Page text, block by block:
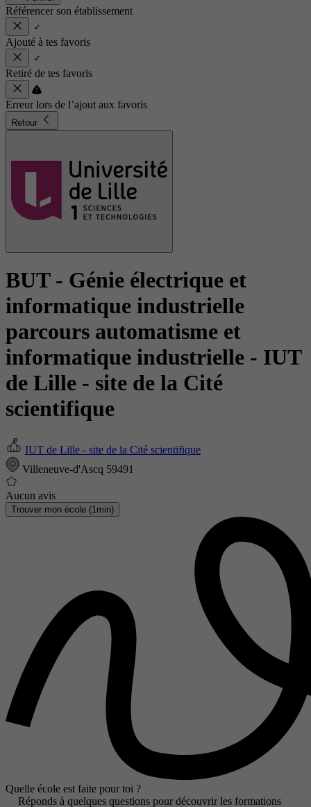
Référencer son établissement
Ajouté à tes favoris
Retiré de tes favoris
Erreur lors de l’ajout aux favoris
Retour
BUT - Génie électrique et
informatique industrielle
parcours automatisme et
informatique industrielle - IUT
de Lille - site de la Cité
scientifique
IUT de Lille - site de la Cité scientifique
Villeneuve-d'Ascq 59491
Aucun avis
Trouver mon école (1min)
Quelle école est faite pour toi ?
Réponds à quelques questions pour découvrir les formations